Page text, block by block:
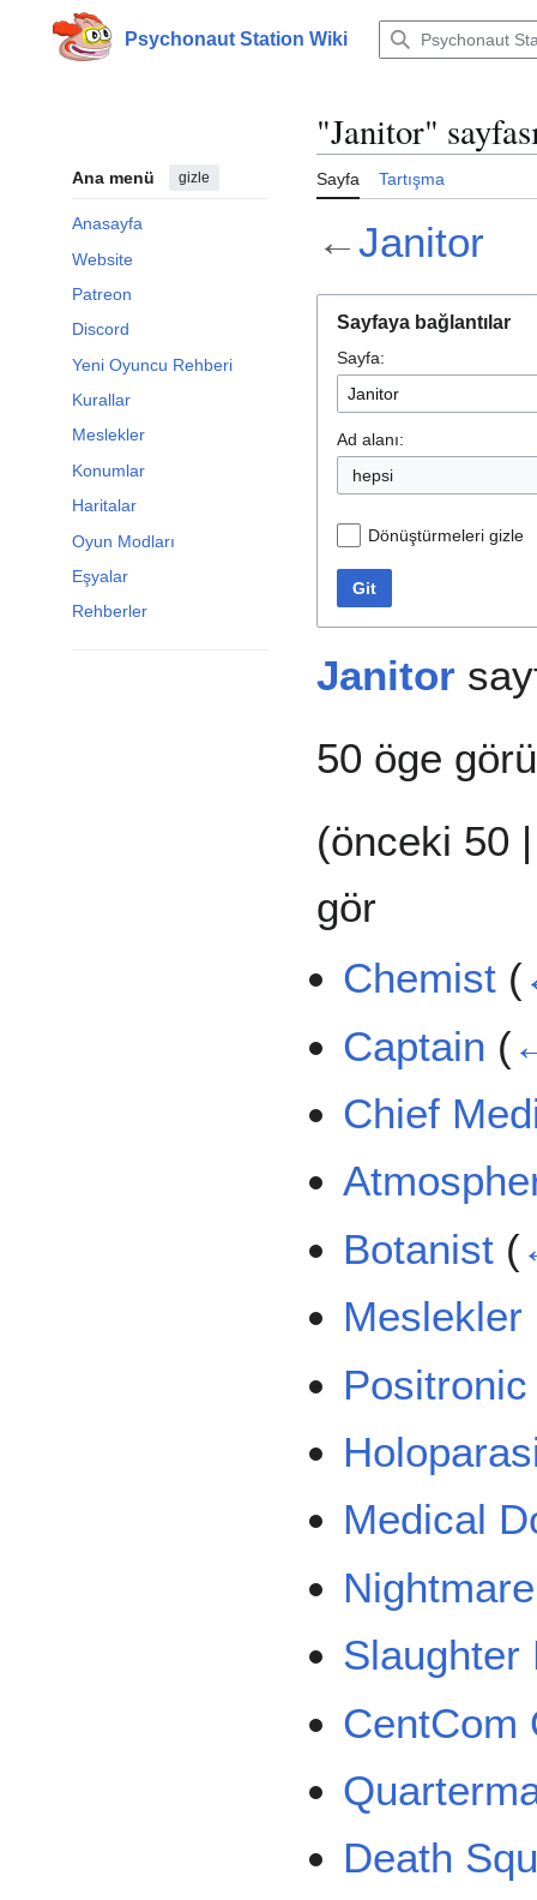
Psychonaut Station Wiki
Ana menü gizle
Anasayfa
Website
Patreon
Discord
Yeni Oyuncu Rehberi
Kurallar
Meslekler
Konumlar
Haritalar
Oyun Modları
Eşyalar
Rehberler
"Janitor"
Sayfa Tartışma
←Janitor
Sayfaya bağlantılar
Sayfa:
Ad alanı:
hepsi
Dönüştürmeleri gizle
Git
Janitor
50 öge
(önceki 50
gör
Chemist (
Captain (
Chief
Botanist (
Meslekler
Medical
Nightmare
Slaughter
CentCom
Death